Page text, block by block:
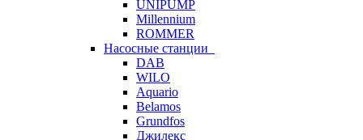
UNIPUMP
Millennium
ROMMER
Насосные станции
DAB
WILO
Aquario
Belamos
Grundfos
Джилекс